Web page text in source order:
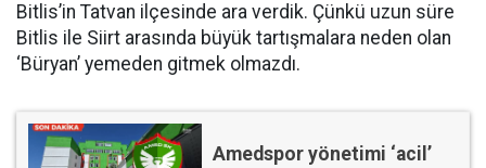
Bitlis’in Tatvan ilçesinde ara verdik. Çünkü uzun süre
Bitlis ile Siirt arasında büyük tartışmalara neden olan
‘Büryan’ yemeden gitmek olmazdı.
Amedspor yönetimi ‘acil’